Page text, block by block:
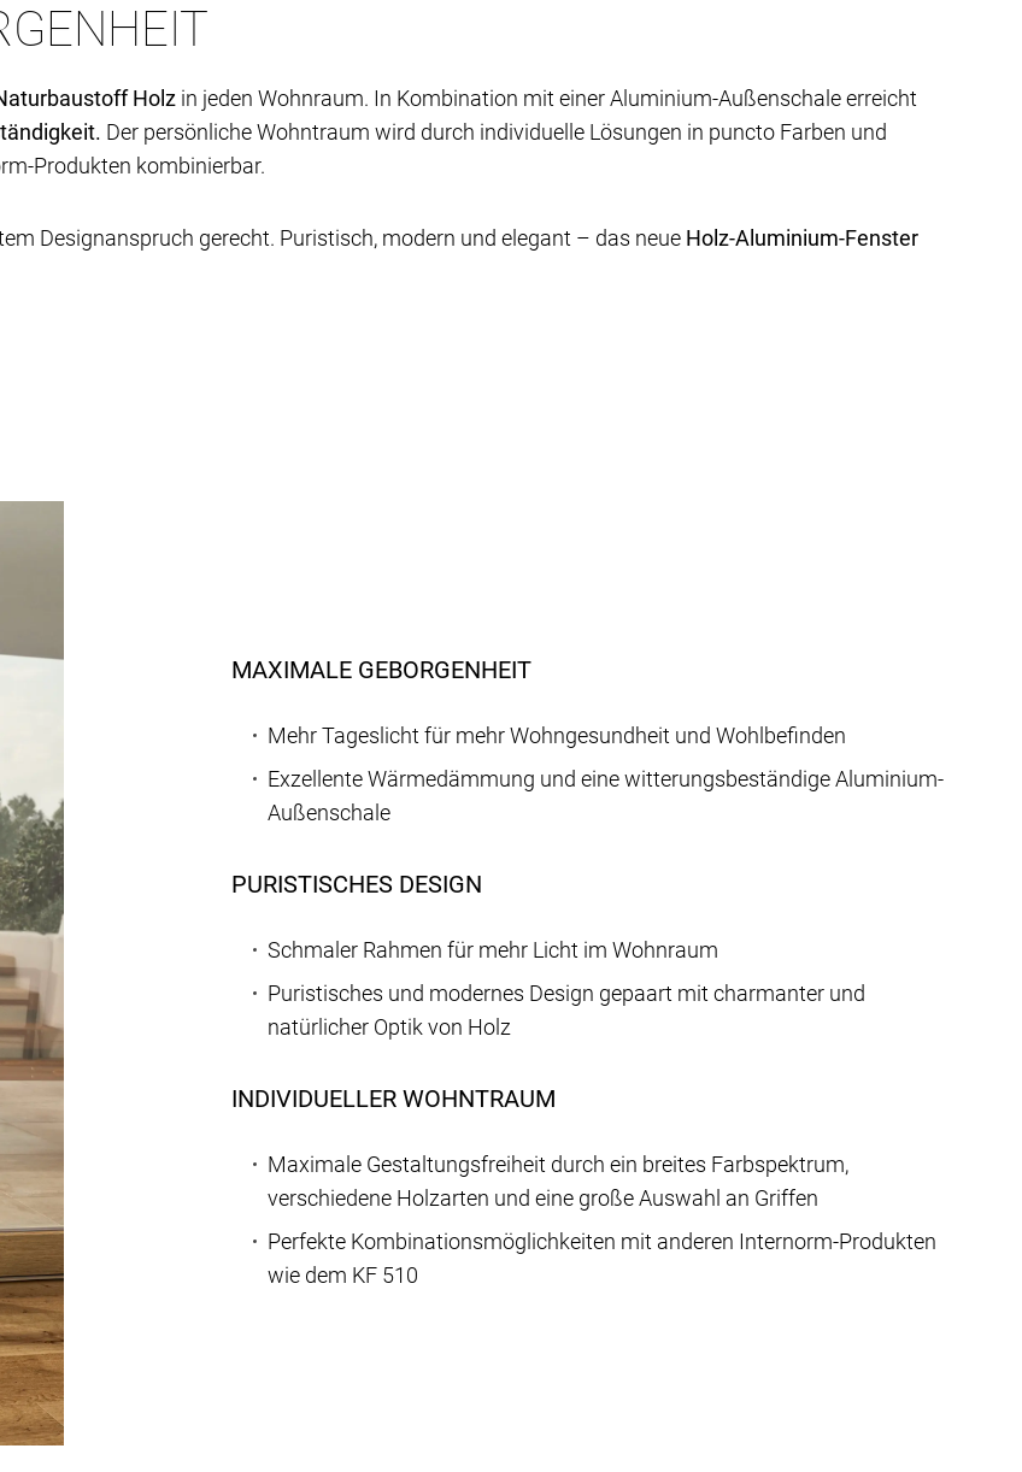
Holz in jeden Wohnraum. In Kombination mit einer Aluminium-Außenschale erreicht
Der persönliche Wohntraum wird durch individuelle Lösungen in puncto Farben und
Produkten kombinierbar.
Designanspruch gerecht. Puristisch, modern und elegant – das neue Holz-Aluminium-Fenster
MAXIMALE GEBORGENHEIT
Mehr Tageslicht für mehr Wohngesundheit und Wohlbefinden
Exzellente Wärmedämmung und eine witterungsbeständige Aluminium-
Außenschale
PURISTISCHES DESIGN
Schmaler Rahmen für mehr Licht im Wohnraum
Puristisches und modernes Design gepaart mit charmanter und
natürlicher Optik von Holz
INDIVIDUELLER WOHNTRAUM
Maximale Gestaltungsfreiheit durch ein breites Farbspektrum,
verschiedene Holzarten und eine große Auswahl an Griffen
Perfekte Kombinationsmöglichkeiten mit anderen Internorm-Produkten
wie dem KF 510